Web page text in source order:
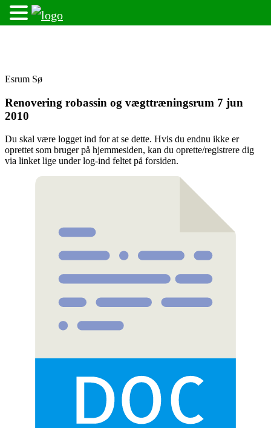
Esrum Sø
Renovering robassin og vægttræningsrum 7 jun
2010
Du skal være logget ind for at se dette. Hvis du endnu ikke er
oprettet som bruger på hjemmesiden, kan du oprette/registrere dig
via linket lige under log-ind feltet på forsiden.